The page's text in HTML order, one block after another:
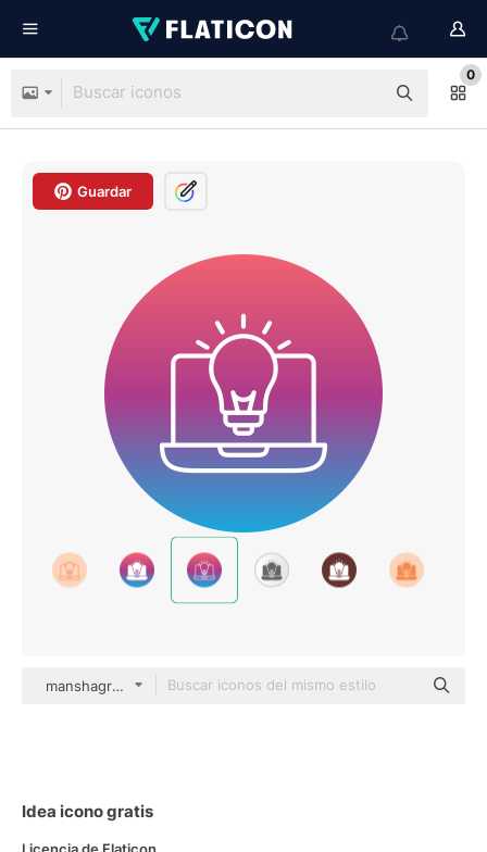
0
Guardar
manshagraphics Flat Gradient
Idea icono gratis